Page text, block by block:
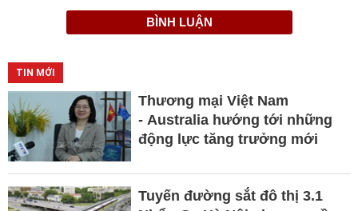
BÌNH LUẬN
TIN MỚI
Thương mại Việt Nam
- Australia hướng tới những
động lực tăng trưởng mới
Tuyến đường sắt đô thị 3.1